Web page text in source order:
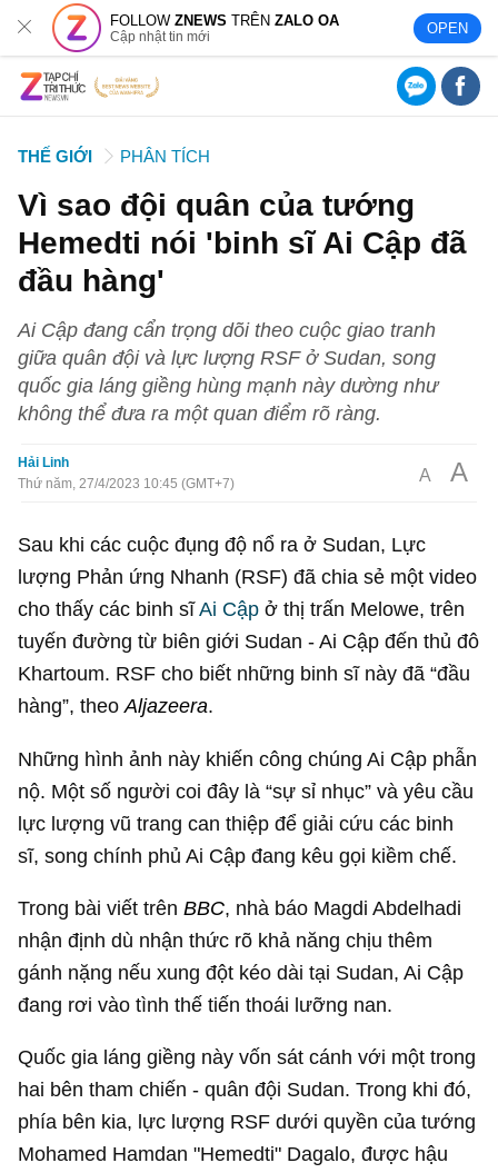
FOLLOWZNEWS TRÊNZALO OA
Cập nhật tin mới OPEN
THẾ GIỚI PHÂN TÍCH
Vì sao đội quân của tướng
Hemedti nói 'binh sĩ Ai Cập đã
đầu hàng'
Ai Cập đang cẩn trọng dõi theo cuộc giao tranh
giữa quân đội và lực lượng RSF ở Sudan, song
quốc gia láng giềng hùng mạnh này dường như
không thể đưa ra một quan điểm rõ ràng.
Hải Linh
Thứ năm, 27/4/2023 10:45 (GMT+7)
A A
Sau khi các cuộc đụng độ nổ ra ở Sudan, Lực
lượng Phản ứng Nhanh (RSF) đã chia sẻ một video
cho thấy các binh sĩAi Cập ở thị trấn Melowe, trên
tuyến đường từ biên giới Sudan - Ai Cập đến thủ đô
Khartoum. RSF cho biết những binh sĩ này đã “đầu
hàng”, theoAljazeera.
Những hình ảnh này khiến công chúng Ai Cập phẫn
nộ. Một số người coi đây là “sự sỉ nhục” và yêu cầu
lực lượng vũ trang can thiệp để giải cứu các binh
sĩ, song chính phủ Ai Cập đang kêu gọi kiềm chế.
Trong bài viết trênBBC, nhà báo Magdi Abdelhadi
nhận định dù nhận thức rõ khả năng chịu thêm
gánh nặng nếu xung đột kéo dài tại Sudan, Ai Cập
đang rơi vào tình thế tiến thoái lưỡng nan.
Quốc gia láng giềng này vốn sát cánh với một trong
hai bên tham chiến - quân đội Sudan. Trong khi đó,
phía bên kia, lực lượng RSF dưới quyền của tướng
Mohamed Hamdan "Hemedti" Dagalo, được hậu